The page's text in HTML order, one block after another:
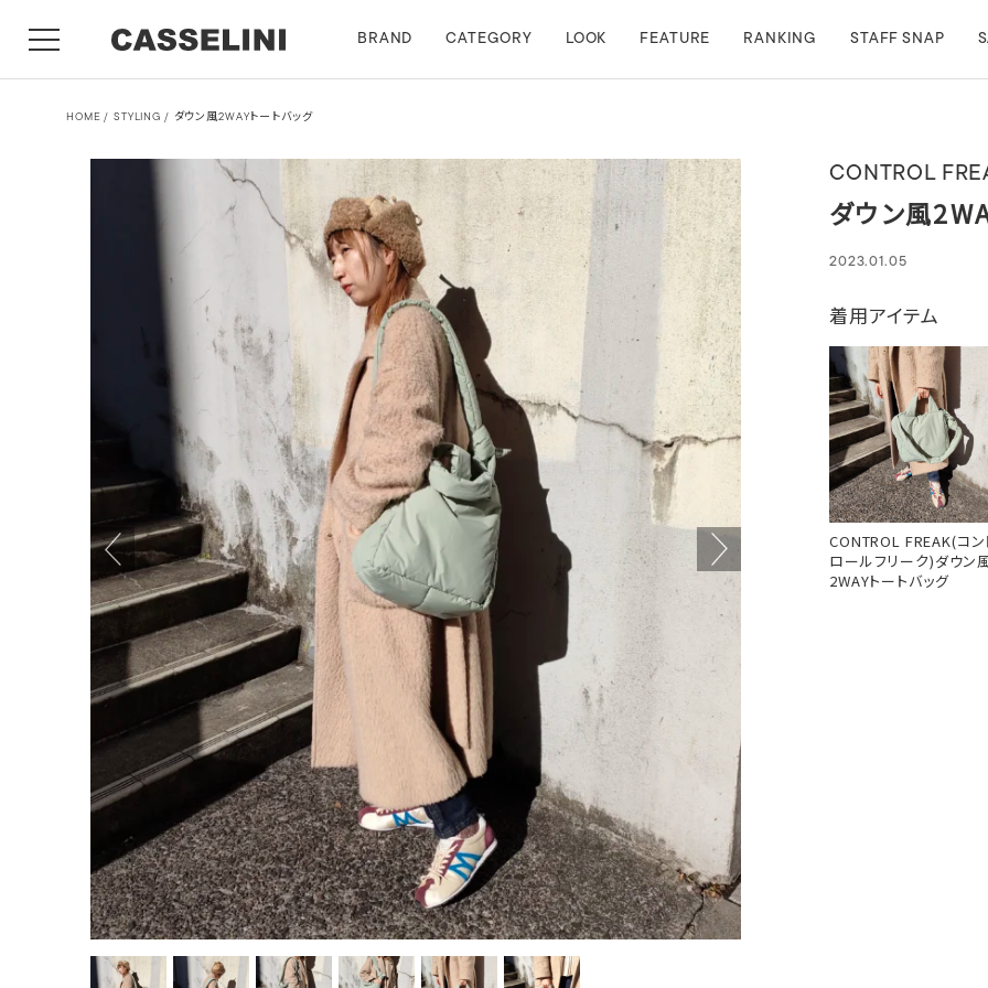
BRAND CATEGORY LOOK FEATURE RANKING STAFF SNAP
HOME STYLING ダウン風2WAYトートバッグ
CONTROL
ダウン風
2023.01.05
着用アイテム
CONTROL FREAK(コン
ロールフリーク)ダウン
2WAYトートバッグ